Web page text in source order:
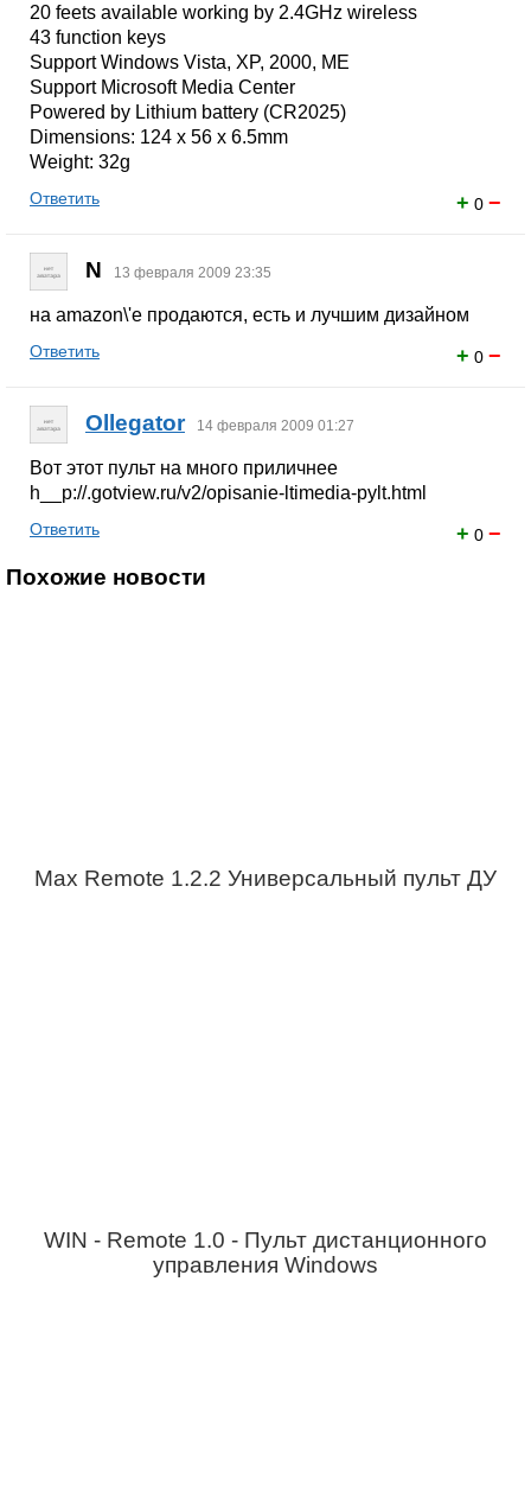
20 feets available working by 2.4GHz wireless
43 function keys
Support Windows Vista, XP, 2000, ME
Support Microsoft Media Center
Powered by Lithium battery (CR2025)
Dimensions: 124 x 56 x 6.5mm
Weight: 32g
+ 0 −
Ответить
N 13 февраля 2009 23:35
на amazon\'е продаются, есть и лучшим дизайном
+ 0 −
Ответить
Ollegator 14 февраля 2009 01:27
Вот этот пульт на много приличнее
h__p://.gotview.ru/v2/opisanie-ltimedia-pylt.html
+ 0 −
Ответить
Похожие новости
Max Remote 1.2.2 Универсальный пульт ДУ
WIN - Remote 1.0 - Пульт дистанционного
управления Windows